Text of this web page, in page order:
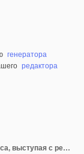
генератора
редактора
Вид сзади женского руководителя бизнеса, выступая с речью